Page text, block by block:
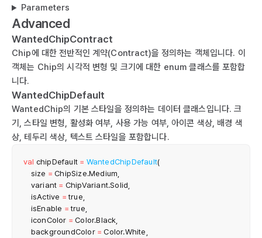
Parameters
Advanced
WantedChipContract
Chip에 대한 전반적인 계약(Contract)을 정의하는 객체입니다. 이
객체는 Chip의 시각적 변형 및 크기에 대한 enum 클래스를 포함합
니다.
WantedChipDefault
WantedChip의 기본 스타일을 정의하는 데이터 클래스입니다. 크
기, 스타일 변형, 활성화 여부, 사용 가능 여부, 아이콘 색상, 배경 색
상, 테두리 색상, 텍스트 스타일을 포함합니다.
val chipDefault = WantedChipDefault(
    size
= ChipSize.Medium
    variant
= ChipVariant.Solid
    isActive
= true
    isEnable
= true
    iconColor
= Color.Black
    backgroundColor
= Color.White